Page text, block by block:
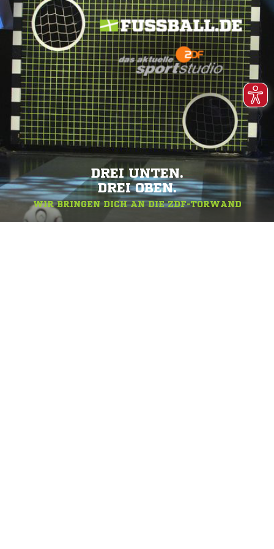
DREI UNTEN.
DREI OBEN.
WIR BRINGEN DICH AN DIE ZDF-TORWAND